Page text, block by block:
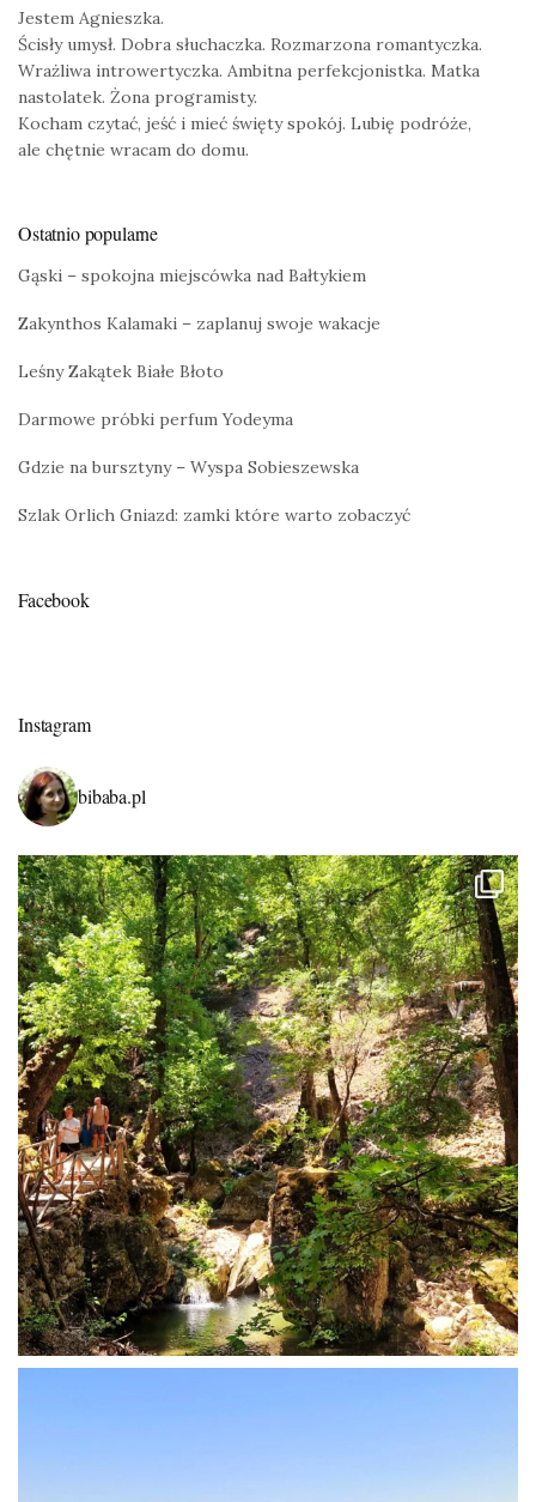
Jestem Agnieszka.
Ścisły umysł. Dobra słuchaczka. Rozmarzona romantyczka.
Wrażliwa introwertyczka. Ambitna perfekcjonistka. Matka
nastolatek. Żona programisty.
Kocham czytać, jeść i mieć święty spokój. Lubię podróże,
ale chętnie wracam do domu.
Ostatnio popularne
Gąski – spokojna miejscówka nad Bałtykiem
Zakynthos Kalamaki – zaplanuj swoje wakacje
Leśny Zakątek Białe Błoto
Darmowe próbki perfum Yodeyma
Gdzie na bursztyny – Wyspa Sobieszewska
Szlak Orlich Gniazd: zamki które warto zobaczyć
Facebook
Instagram
bibaba.pl